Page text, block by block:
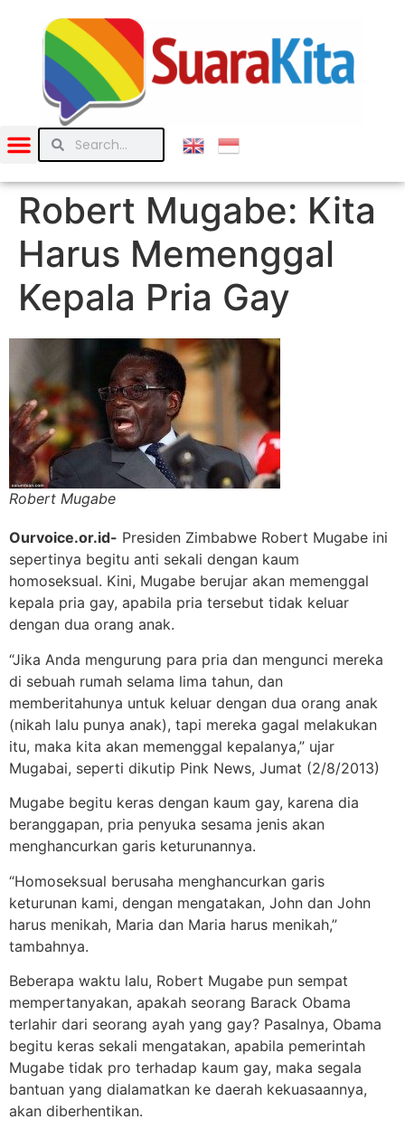
Robert Mugabe: Kita
Harus Memenggal
Kepala Pria Gay
Robert Mugabe
Ourvoice.or.id- Presiden Zimbabwe Robert Mugabe ini
sepertinya begitu anti sekali dengan kaum
homoseksual. Kini, Mugabe berujar akan memenggal
kepala pria gay, apabila pria tersebut tidak keluar
dengan dua orang anak.
“Jika Anda mengurung para pria dan mengunci mereka
di sebuah rumah selama lima tahun, dan
memberitahunya untuk keluar dengan dua orang anak
(nikah lalu punya anak), tapi mereka gagal melakukan
itu, maka kita akan memenggal kepalanya,” ujar
Mugabai, seperti dikutip Pink News, Jumat (2/8/2013)
Mugabe begitu keras dengan kaum gay, karena dia
beranggapan, pria penyuka sesama jenis akan
menghancurkan garis keturunannya.
“Homoseksual berusaha menghancurkan garis
keturunan kami, dengan mengatakan, John dan John
harus menikah, Maria dan Maria harus menikah,”
tambahnya.
Beberapa waktu lalu, Robert Mugabe pun sempat
mempertanyakan, apakah seorang Barack Obama
terlahir dari seorang ayah yang gay? Pasalnya, Obama
begitu keras sekali mengatakan, apabila pemerintah
Mugabe tidak pro terhadap kaum gay, maka segala
bantuan yang dialamatkan ke daerah kekuasaannya,
akan diberhentikan.